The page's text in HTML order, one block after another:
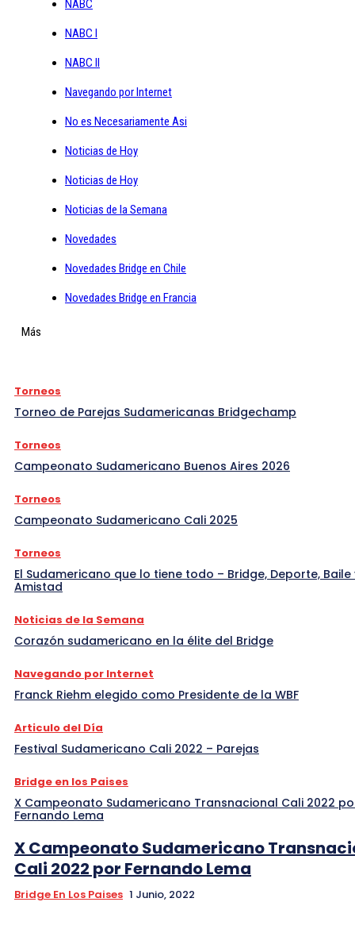
NABC
NABC I
NABC II
Navegando por Internet
No es Necesariamente Asi
Noticias de Hoy
Noticias de Hoy
Noticias de la Semana
Novedades
Novedades Bridge en Chile
Novedades Bridge en Francia
Más
Torneos
Torneo de Parejas Sudamericanas Bridgechamp
Torneos
Campeonato Sudamericano Buenos Aires 2026
Torneos
Campeonato Sudamericano Cali 2025
Torneos
El Sudamericano que lo tiene todo – Bridge, Deporte, Baile
Amistad
Noticias de la Semana
Corazón sudamericano en la élite del Bridge
Navegando por Internet
Franck Riehm elegido como Presidente de la WBF
Articulo del Día
Festival Sudamericano Cali 2022 – Parejas
Bridge en los Paises
X Campeonato Sudamericano Transnacional Cali 2022
Fernando Lema
X Campeonato Sudamericano
Cali 2022 por Fernando Lema
Bridge En Los Paises 1 Junio, 2022